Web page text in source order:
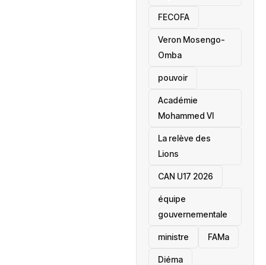
‎FECOFA
Veron Mosengo-
Omba
pouvoir
Académie
Mohammed VI
La relève des
Lions
CAN U17 2026
équipe
gouvernementale
ministre FAMa
Diéma